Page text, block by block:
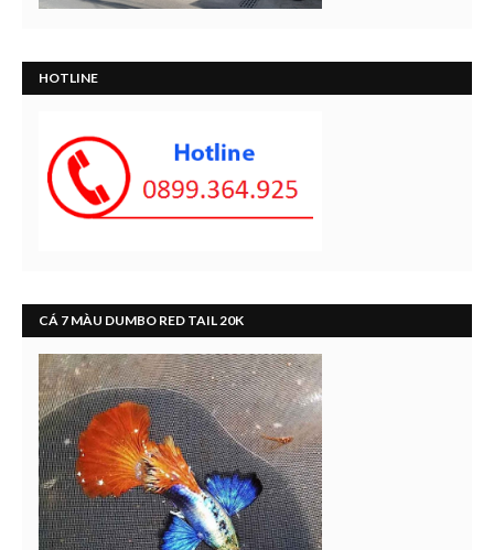
HOTLINE
CÁ 7 MÀU DUMBO RED TAIL 20K